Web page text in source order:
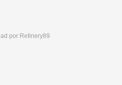
por Refinery89